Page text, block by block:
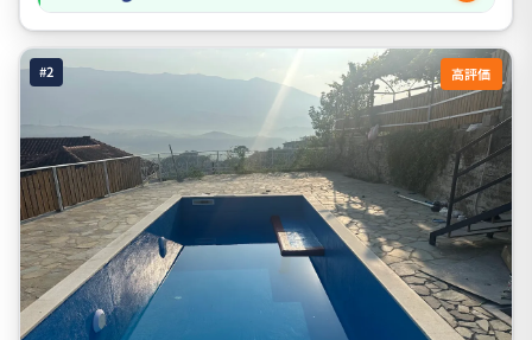
#2 高評価